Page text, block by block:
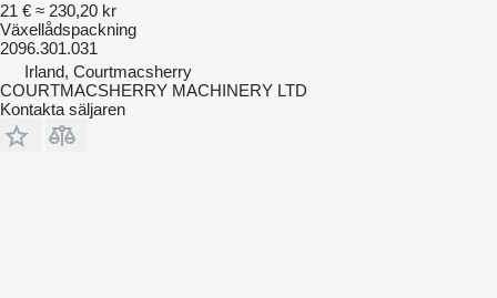
21 € ≈ 230,20 kr
Växellådspackning
2096.301.031
Irland, Courtmacsherry
COURTMACSHERRY MACHINERY LTD
Kontakta säljaren